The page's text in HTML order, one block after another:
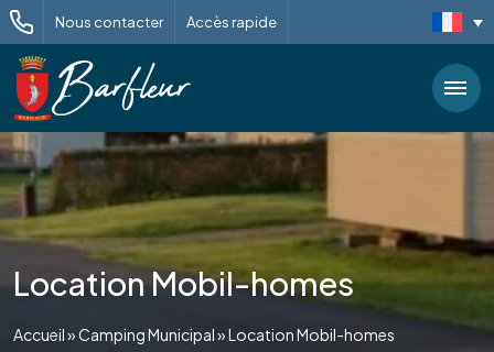
Nous contacter Accès rapide
Location Mobil-homes
Accueil»Camping Municipal»Location Mobil-homes